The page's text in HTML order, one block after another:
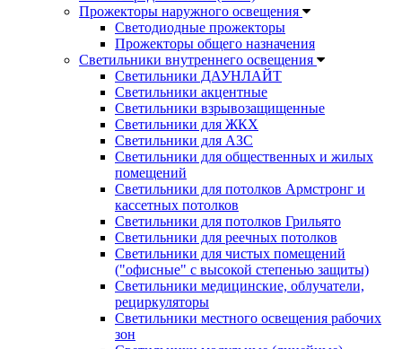
Прожекторы наружного освещения
Светодиодные прожекторы
Прожекторы общего назначения
Светильники внутреннего освещения
Светильники ДАУНЛАЙТ
Светильники акцентные
Светильники взрывозащищенные
Светильники для ЖКХ
Светильники для АЗС
Светильники для общественных и жилых
помещений
Светильники для потолков Армстронг и
кассетных потолков
Светильники для потолков Грильято
Светильники для реечных потолков
Светильники для чистых помещений
("офисные" с высокой степенью защиты)
Светильники медицинские, облучатели,
рециркуляторы
Светильники местного освещения рабочих
зон